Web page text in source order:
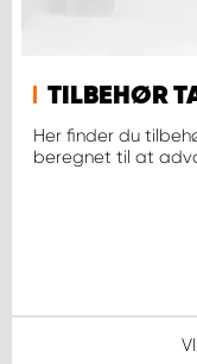
TILBEHØR
Her finder du
beregnet til at